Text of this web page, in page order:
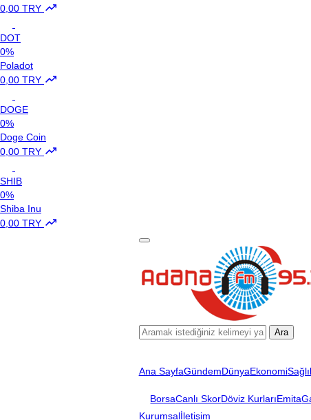
0,00 TRY
DOT
0%
Poladot
0,00 TRY
DOGE
0%
Doge Coin
0,00 TRY
SHIB
0%
Shiba Inu
0,00 TRY
Ara
Ana SayfaGündemDünyaEkonomi
BorsaCanlı SkorDöviz KurlarıEmita
Kurumsalİletişim